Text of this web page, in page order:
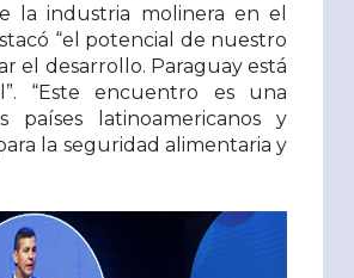
la industria molinera en el
“el potencial de nuestro
el desarrollo. Paraguay está
“Este encuentro es una
latinoamericanos y
la seguridad alimentaria y